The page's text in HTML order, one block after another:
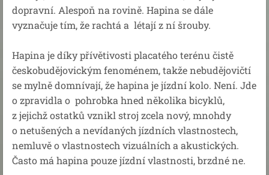
dopravní. Alespoň na rovině. Hapina se dále
vyznačuje tím, že rachtá a létají z ní šrouby.
Hapina je díky přívětivosti placatého terénu čistě
českobudějovickým fenoménem, takže nebudějovičtí
se mylně domnívají, že hapina je jízdní kolo. Není. Jde
o zpravidla o pohrobka hned několika bicyklů,
z jejichž ostatků vznikl stroj zcela nový, mnohdy
o netušených a nevídaných jízdních vlastnostech,
nemluvě o vlastnostech vizuálních a akustických.
Často má hapina pouze jízdní vlastnosti, brzdné ne.